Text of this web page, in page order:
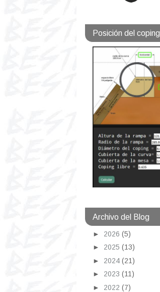
Posición del coping
Archivo del Blog
► 2026 (5)
► 2025 (13)
► 2024 (21)
► 2023 (11)
► 2022 (7)